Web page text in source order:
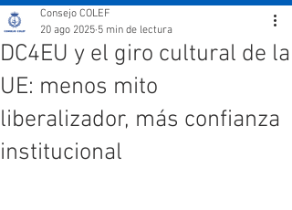
DC4EU y el giro cultural de la
UE: menos mito
liberalizador, más confianza
institucional
Consejo COLEF
20 ago 2025 5 min de lectura